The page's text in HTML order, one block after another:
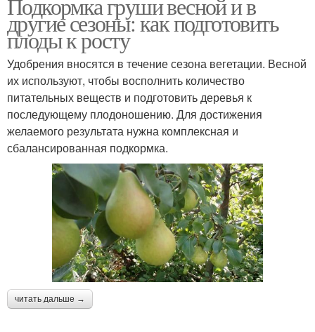
другие сезоны: как подготовить
плоды к росту
Удобрения вносятся в течение сезона вегетации. Весной
их используют, чтобы восполнить количество
питательных веществ и подготовить деревья к
последующему плодоношению. Для достижения
желаемого результата нужна комплексная и
сбалансированная подкормка.
читать дальше →